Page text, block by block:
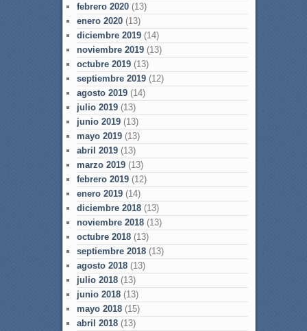
febrero 2020(13)
enero 2020(13)
diciembre 2019(14)
noviembre 2019(13)
octubre 2019(13)
septiembre 2019(12)
agosto 2019(14)
julio 2019(13)
junio 2019(13)
mayo 2019(13)
abril 2019(13)
marzo 2019(13)
febrero 2019(12)
enero 2019(14)
diciembre 2018(13)
noviembre 2018(13)
octubre 2018(13)
septiembre 2018(13)
agosto 2018(13)
julio 2018(13)
junio 2018(13)
mayo 2018(15)
abril 2018(13)